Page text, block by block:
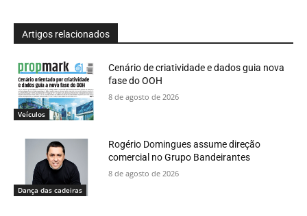
Artigos relacionados
Veículos
Cenário de criatividade e dados guia nova
fase do OOH
8 de agosto de 2026
Dança das cadeiras
Rogério Domingues assume direção
comercial no Grupo Bandeirantes
8 de agosto de 2026